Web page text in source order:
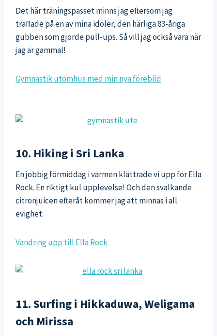
Det här träningspasset minns jag eftersom jag
träffade på en av mina idoler, den härliga 83-åriga
gubben som gjorde pull-ups. Så vill jag också vara när
jag är gammal!
Gymnastik utomhus med min nya förebild
10. Hiking i Sri Lanka
En jobbig förmiddag i värmen klättrade vi upp för Ella
Rock. En riktigt kul upplevelse! Och den svalkande
citronjuicen efteråt kommer jag att minnas i all
evighet.
Vandring upp till Ella Rock
11. Surfing i Hikkaduwa, Weligama
och Mirissa